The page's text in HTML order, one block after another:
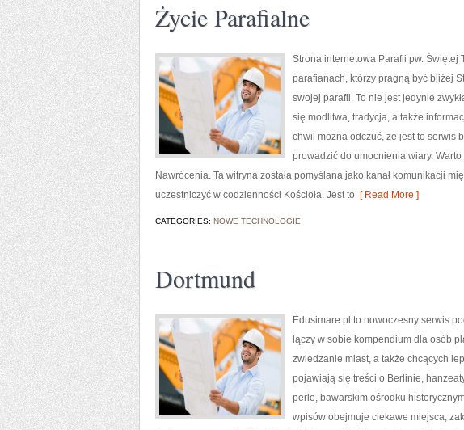
Życie Parafialne
Strona internetowa Parafii pw. Świętej
parafianach, którzy pragną być bliżej
swojej parafii. To nie jest jedynie
się modlitwa, tradycja, a także
chwil można odczuć, że jest to serwis
prowadzić do umocnienia wiary.
Nawrócenia. Ta witryna została pomyślana jako kanał komunikacji
uczestniczyć w codzienności Kościoła. Jest to [ Read More ]
CATEGORIES: NOWE TECHNOLOGIE
Dortmund
Edusimare.pl to nowoczesny serwis
łączy w sobie kompendium dla osób
zwiedzanie miast, a także chcących
pojawiają się treści o Berlinie,
perle, bawarskim ośrodku
wpisów obejmuje ciekawe miejsca,